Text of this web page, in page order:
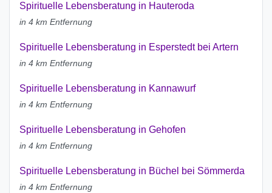
Spirituelle Lebensberatung in Hauteroda
in 4 km Entfernung
Spirituelle Lebensberatung in Esperstedt bei Artern
in 4 km Entfernung
Spirituelle Lebensberatung in Kannawurf
in 4 km Entfernung
Spirituelle Lebensberatung in Gehofen
in 4 km Entfernung
Spirituelle Lebensberatung in Büchel bei Sömmerda
in 4 km Entfernung